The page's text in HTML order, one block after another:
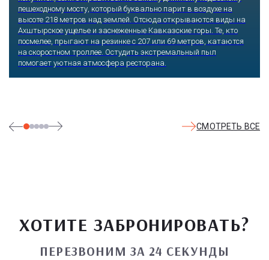
пешеходному мосту, который буквально парит в воздухе на
высоте 218 метров над землей. Отсюда открываются виды на
Ахштырское ущелье и заснеженные Кавказские горы. Те, кто
посмелее, прыгают на резинке с 207 или 69 метров, катаются
на скоростном троллее. Остудить экстремальный пыл
помогает уютная атмосфера ресторана.
СМОТРЕТЬ ВСЕ
ХОТИТЕ ЗАБРОНИРОВАТЬ?
ПЕРЕЗВОНИМ ЗА 24 СЕКУНДЫ